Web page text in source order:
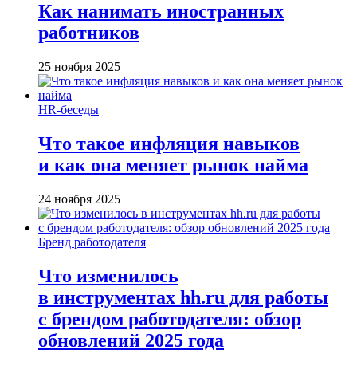
Как нанимать иностранных
работников
25 ноября 2025
HR-беседы
Что такое инфляция навыков
и как она меняет рынок найма
24 ноября 2025
Бренд работодателя
Что изменилось
в инструментах hh.ru для работы
с брендом работодателя: обзор
обновлений 2025 года